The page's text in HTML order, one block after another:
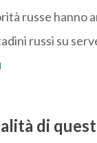
russe hanno
russi su
di